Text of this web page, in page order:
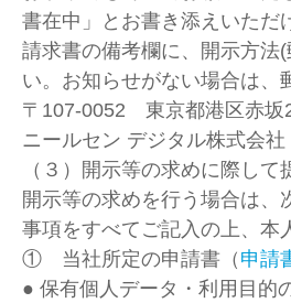
書在中」とお書き添えいただ
請求書の備考欄に、開示方法
い。お知らせがない場合は、
〒107-0052 東京都港区赤
ニールセン デジタル株式会
（３）開示等の求めに際し
開示等の求めを行う場合は
事項をすべてご記入の上、
① 当社所定の申請書（申請
● 保有個人データ・利用目的